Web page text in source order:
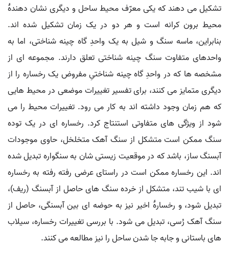
تشکیل می دهند که یکی معرّف محیط ساحل و دیگری نشان دهندۀ
محیط برون کرانه است و هر دو در یک زمان تشکیل شده اند.
بنابراین، ماسه سنگ و شیل به یک واحدِ گاه چینه شناختی، اما به
واحدهای متفاوت سنگ چینه شناختی تعلق دارند. مجموعه ای از
مشخصه ها که در واحدِ گاه چینه شناختیِ مفروض یک رخساره را از
دیگری متمایز می کنند، برای تفسیر تغییرات موضعی در محیط هایی
که هم زمان وجود داشته اند به کار می رود. تغییرات محیط را می
شود از ویژگی های متفاوتی استنتاج کرد. رخساره ای در یک توده
سنگ ممکن است متشکل از سنگ آهک متخلخل، حاوی موجودات
آبسنگ ساز، باشد که در موقعیت زیستی شان به سنگواره تبدیل شده
اند. این رخساره ممکن است در راستای عرضی رفته رفته به رخساره
ای با شیب تند، متشکل از خرده سنگ های حاصل از آبسنگ (ریف)،
تبدیل شود، و رخسارۀ اخیر نیز به حوضه ای بین آبسنگی، حاصل از
سنگ آهک رُسی، تبدیل می شود. با بررسی تغییرات رخساره، سیلاب
های باستانی و جابه جا شدن ساحل را نیز مطالعه می کنند.